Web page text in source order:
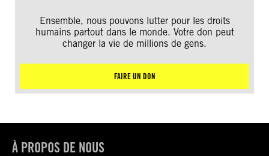
Ensemble, nous pouvons lutter pour les droits
humains partout dans le monde. Votre don peut
changer la vie de millions de gens.
FAIRE UN DON
À PROPOS DE NOUS